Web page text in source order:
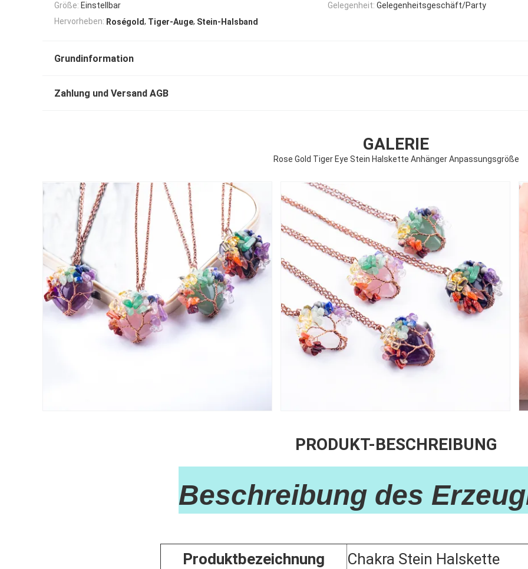
Größe: Einstellbar Gelegenheit: Gelegenheitsgeschäft/Party
Hervorheben: Roségold, Tiger-Auge, Stein-Halsband
Grundinformation
Zahlung und Versand AGB
GALERIE
Rose Gold Tiger Eye Stein Halskette Anhänger Anpassungsgröße
PRODUKT-BESCHREIBUNG
Beschreibung des
Produktbezeichnung
Chakra Stein Halskette